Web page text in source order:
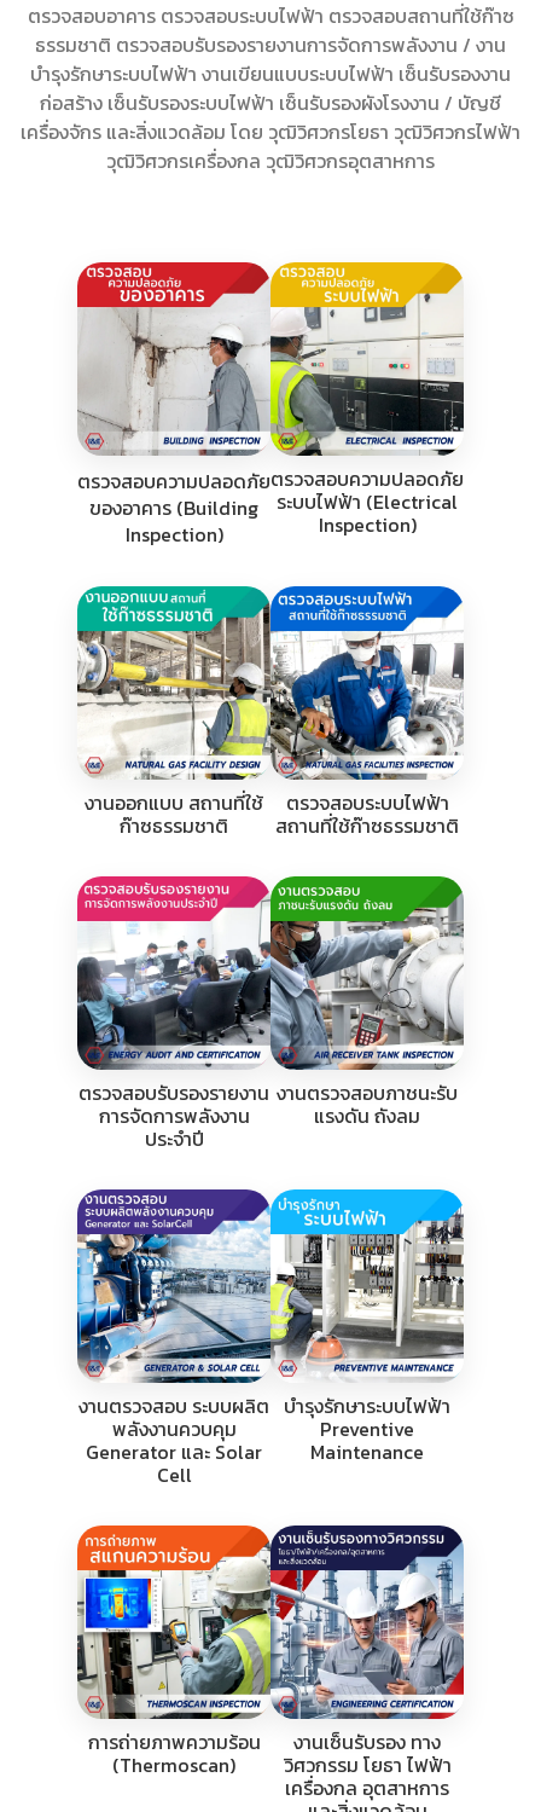
ตรวจสอบอาคาร ตรวจสอบระบบไฟฟ้า ตรวจสอบสถานที่ใช้ก๊าซ
ธรรมชาติ ตรวจสอบรับรองรายงานการจัดการพลังงาน / งาน
บำรุงรักษาระบบไฟฟ้า งานเขียนแบบระบบไฟฟ้า เซ็นรับรองงาน
ก่อสร้าง เซ็นรับรองระบบไฟฟ้า เซ็นรับรองผังโรงงาน / บัญชี
เครื่องจักร และสิ่งแวดล้อม โดย วุฒิวิศวกรโยธา วุฒิวิศวกรไฟฟ้า
วุฒิวิศวกรเครื่องกล วุฒิวิศวกรอุตสาหการ
ตรวจสอบความปลอดภัย
ของอาคาร (Building
Inspection)
ตรวจสอบความปลอดภัย
ระบบไฟฟ้า (Electrical
Inspection)
งานออกแบบ สถานที่ใช้
ก๊าซธรรมชาติ
ตรวจสอบระบบไฟฟ้า
สถานที่ใช้ก๊าซธรรมชาติ
ตรวจสอบรับรองรายงาน
การจัดการพลังงาน
ประจำปี
งานตรวจสอบภาชนะรับ
แรงดัน ถังลม
งานตรวจสอบ ระบบผลิต
พลังงานควบคุม
Generator และ Solar
Cell
บำรุงรักษาระบบไฟฟ้า
Preventive
Maintenance
การถ่ายภาพความร้อน
(Thermoscan)
งานเซ็นรับรอง ทาง
วิศวกรรม โยธา ไฟฟ้า
เครื่องกล อุตสาหการ